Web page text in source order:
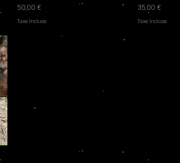
Prix
50,00 €
Taxe Incluse
Prix
35,00 €
Taxe Incluse